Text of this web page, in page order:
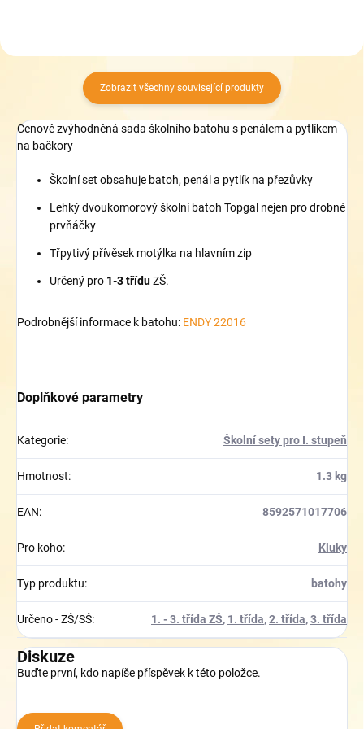
Zobrazit všechny související produkty
Cenově zvýhodněná sada školního batohu s penálem a pytlíkem
na bačkory
Školní set obsahuje batoh, penál a pytlík na přezůvky
Lehký dvoukomorový školní batoh Topgal nejen pro drobné
prvňáčky
Třpytivý přívěsek motýlka na hlavním zip
Určený pro 1-3 tříduZŠ.
Podrobnější informace k batohu: ENDY 22016
Doplňkové parametry
Kategorie: Školní sety pro I. stupeň
Hmotnost: 1.3 kg
EAN: 8592571017706
Pro koho: Kluky
Typ produktu: batohy
Určeno - ZŠ/SŠ: 1. - 3. třída ZŠ, 1. třída,2. třída,3. třída
Diskuze
Buďte první, kdo napíše příspěvek k této položce.